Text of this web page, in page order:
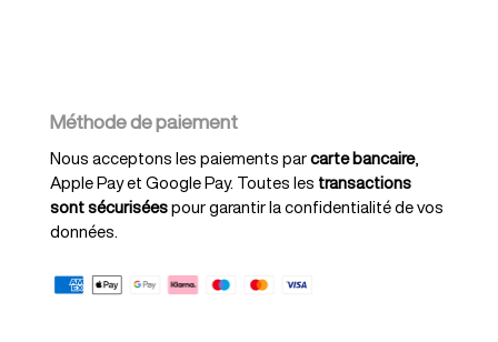
Méthode de paiement
Nous acceptons les paiements parcarte bancaire,
Apple Pay et Google Pay. Toutes les transactions
sont sécuriséespour garantir la confidentialité de vos
données.